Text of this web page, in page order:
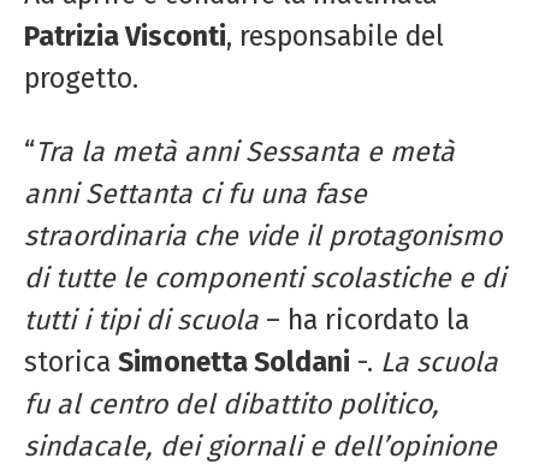
Patrizia Visconti, responsabile del
progetto.
“Tra la metà anni Sessanta e metà
anni Settanta ci fu una fase
straordinaria che vide il protagonismo
di tutte le componenti scolastiche e di
tutti i tipi di scuola – ha ricordato la
storica Simonetta Soldani -. La scuola
fu al centro del dibattito politico,
sindacale, dei giornali e dell’opinione